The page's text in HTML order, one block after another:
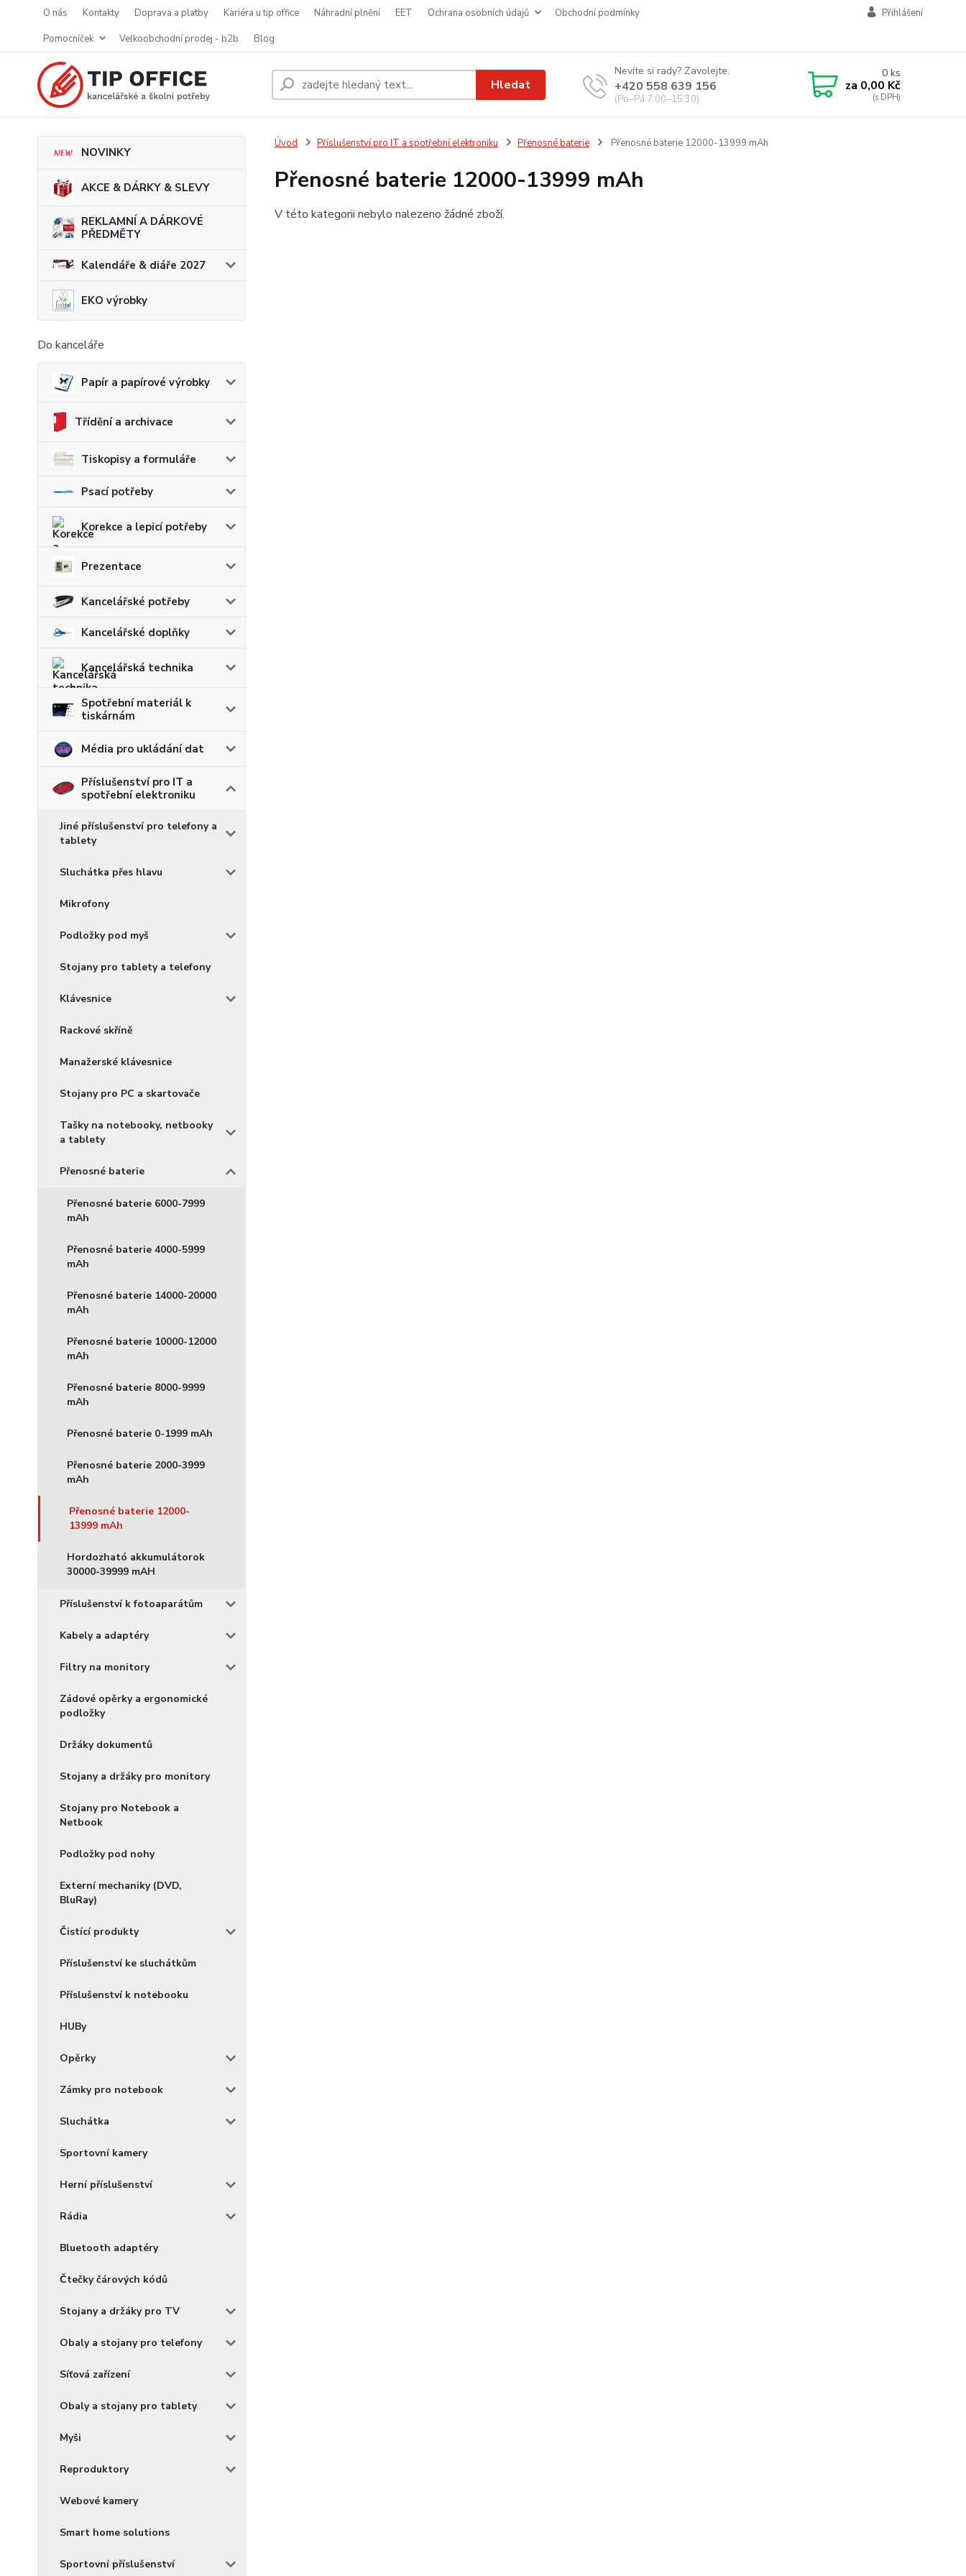
o nás kontakty doprava a platby kariéra u tip office náhradní plnění EET ochrana osobních údajů
obchodní podmínky
pomocníček
velkoobchodní prodej - b2b blog
Přihlášení
Hledat
Nevíte si rady? Zavolejte.
+420 558 639 156
(Po–Pá 7:00–15:30)
0ks
za 0,00 Kč
NOVINKY
AKCE & DÁRKY & SLEVY
REKLAMNÍ A DÁRKOVÉ
PŘEDMĚTY
Kalendáře & diáře 2027
EKO výrobky
Do kanceláře
Papír a papírové výrobky
Třídění a archivace
Tiskopisy a formuláře
Psací potřeby
Korekce a lepicí potřeby
Prezentace
Kancelářské potřeby
Kancelářské doplňky
Kancelářská technika
Spotřební materiál k
tiskárnám
Média pro ukládání dat
Příslušenství pro IT a
spotřební elektroniku
Jiné příslušenství pro telefony a
tablety
Sluchátka přes hlavu
Mikrofony
Podložky pod myš
Stojany pro tablety a telefony
Klávesnice
Rackové skříně
Manažerské klávesnice
Stojany pro PC a skartovače
Tašky na notebooky, netbooky
a tablety
Přenosné baterie
Přenosné baterie 6000-7999
mAh
Přenosné baterie 4000-5999
mAh
Přenosné baterie 14000-20000
mAh
Přenosné baterie 10000-12000
mAh
Přenosné baterie 8000-9999
mAh
Přenosné baterie 0-1999 mAh
Přenosné baterie 2000-3999
mAh
Přenosné baterie 12000-
13999 mAh
Hordozható akkumulátorok
30000-39999 mAH
Příslušenství k fotoaparátům
Kabely a adaptéry
Filtry na monitory
Zádové opěrky a ergonomické
podložky
Držáky dokumentů
Stojany a držáky pro monitory
Stojany pro Notebook a
Netbook
Podložky pod nohy
Externí mechaniky (DVD,
BluRay)
Čistící produkty
Příslušenství ke sluchátkům
Příslušenství k notebooku
HUBy
Opěrky
Zámky pro notebook
Sluchátka
Sportovní kamery
Herní příslušenství
Rádia
Bluetooth adaptéry
Čtečky čárových kódů
Stojany a držáky pro TV
Obaly a stojany pro telefony
Síťová zařízení
Obaly a stojany pro tablety
Myši
Reproduktory
Webové kamery
Smart home solutions
Sportovní příslušenství
Úvod Příslušenství pro IT a spotřební elektroniku Přenosné baterie Přenosné baterie 12000-13999 mAh
Přenosné baterie 12000-13999 mAh
V této kategorii nebylo nalezeno žádné zboží.